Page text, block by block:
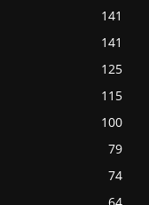
141
141
125
115
100
79
74